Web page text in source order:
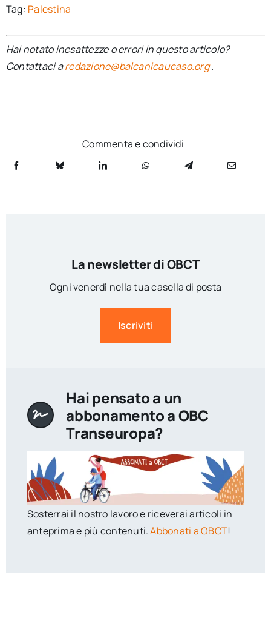
Tag: Palestina
Hai notato inesattezze o errori in questo articolo?
Contattaci aredazione@balcanicaucaso.org.
Commenta e condividi
La newsletter di OBCT
Ogni venerdì nella tua casella di posta
Iscriviti
Hai pensato a un
abbonamento a OBC
Transeuropa?
Sosterrai il nostro lavoro e riceverai articoli in
anteprima e più contenuti.Abbonati a OBCT!